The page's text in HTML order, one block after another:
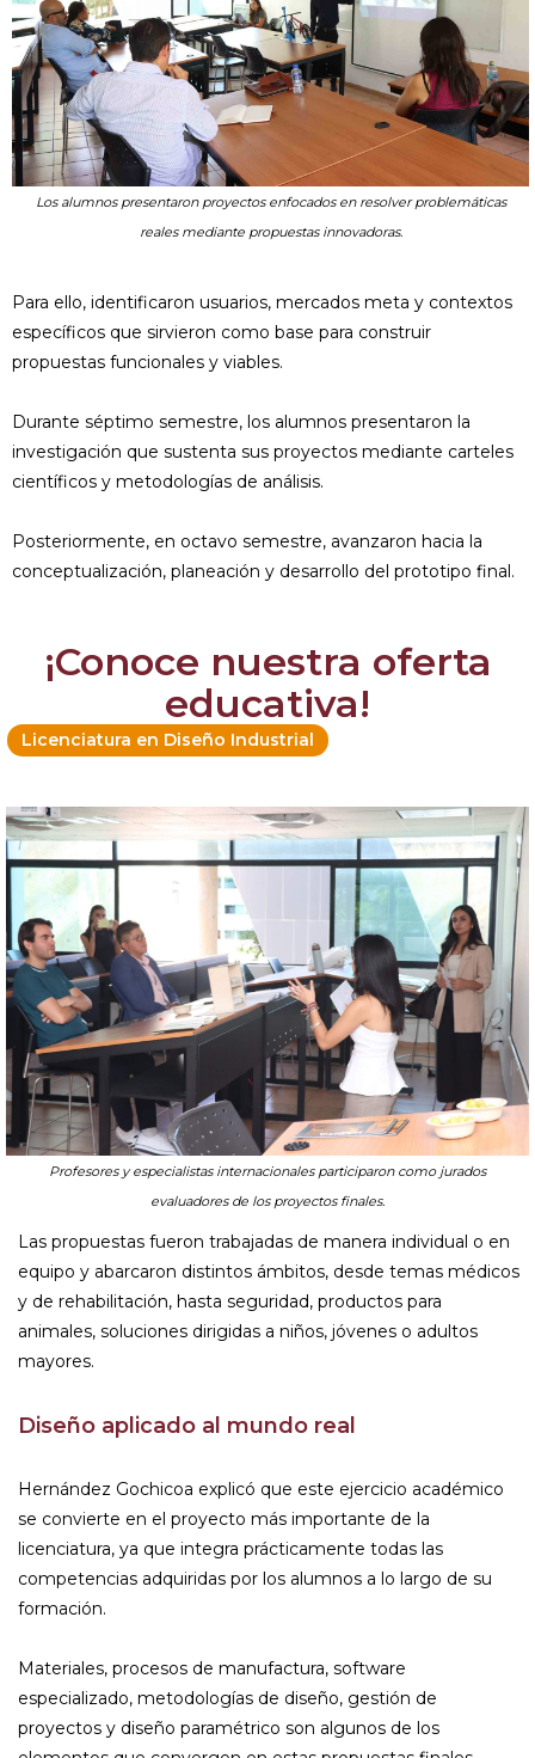
Los alumnos presentaron proyectos enfocados en resolver problemáticas
reales mediante propuestas innovadoras.
Para ello, identificaron usuarios, mercados meta y contextos
específicos que sirvieron como base para construir
propuestas funcionales y viables.
Durante séptimo semestre, los alumnos presentaron la
investigación que sustenta sus proyectos mediante carteles
científicos y metodologías de análisis.
Posteriormente, en octavo semestre, avanzaron hacia la
conceptualización, planeación y desarrollo del prototipo final.
¡Conoce nuestra oferta
educativa!
Licenciatura en Diseño Industrial
Profesores y especialistas internacionales participaron como jurados
evaluadores de los proyectos finales.
Las propuestas fueron trabajadas de manera individual o en
equipo y abarcaron distintos ámbitos, desde temas médicos
y de rehabilitación, hasta seguridad, productos para
animales, soluciones dirigidas a niños, jóvenes o adultos
mayores.
Diseño aplicado al mundo real
Hernández Gochicoa explicó que este ejercicio académico
se convierte en el proyecto más importante de la
licenciatura, ya que integra prácticamente todas las
competencias adquiridas por los alumnos a lo largo de su
formación.
Materiales, procesos de manufactura, software
especializado, metodologías de diseño, gestión de
proyectos y diseño paramétrico son algunos de los